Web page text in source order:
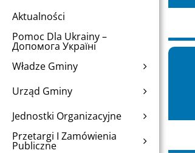
Aktualności
Pomoc Dla Ukrainy –
Допомога Україні
Władze Gminy
Urząd Gminy
Jednostki Organizacyjne
Przetargi I Zamówienia
Publiczne